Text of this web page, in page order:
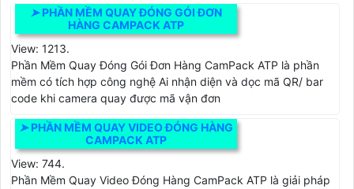
➤PHẦN MỀM QUAY ĐÓNG GÓI ĐƠN
HÀNG CAMPACK ATP
View: 1213.
Phần Mềm Quay Đóng Gói Đơn Hàng CamPack ATP là phần
mềm có tích hợp công nghệ Ai nhận diện và dọc mã QR/ bar
code khi camera quay được mã vận đơn
➤PHẦN MỀM QUAY VIDEO ĐÓNG HÀNG
CAMPACK ATP
View: 744.
Phần Mềm Quay Video Đóng Hàng CamPack ATP là giải pháp